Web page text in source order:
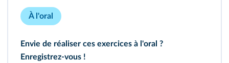
À l'oral
Envie de réaliser ces exercices à l'oral ?
Enregistrez-vous !